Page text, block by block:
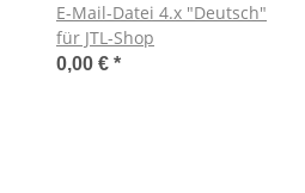
E-Mail-Datei 4.x "Deutsch"
für JTL-Shop
0,00 € *